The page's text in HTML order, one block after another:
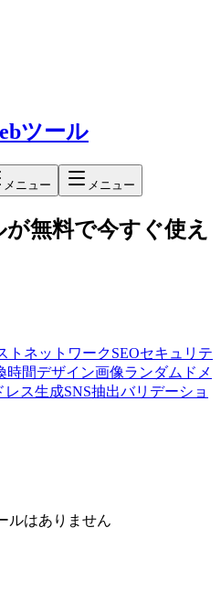
ツール
メニュー メニュー
が無料で今すぐ使え
ト ネットワークSEOセキュリテ
時間デザイン画像ランダム ドメ
レス生成SNS抽出バリデーショ
ルはありません